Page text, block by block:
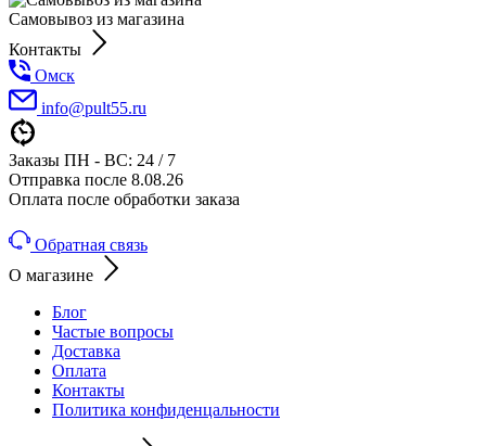
Самовывоз из магазина
Контакты
Омск
info@pult55.ru
Заказы ПН - ВС: 24 / 7
Отправка после 8.08.26
Оплата после обработки заказа
Обратная связь
О магазине
Блог
Частые вопросы
Доставка
Оплата
Контакты
Политика конфиденцальности